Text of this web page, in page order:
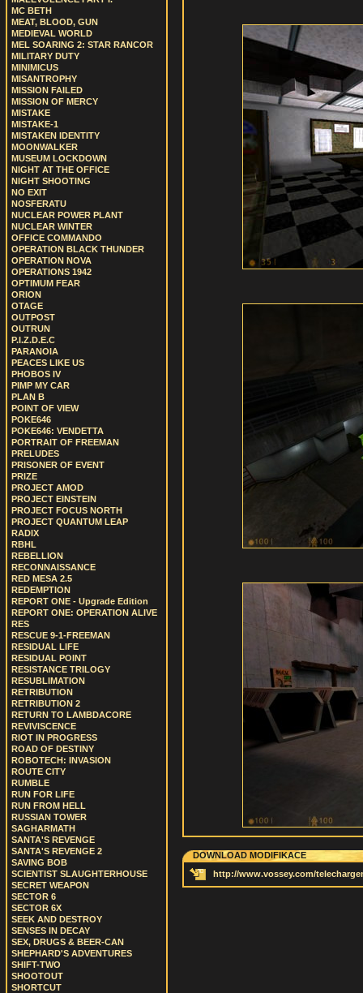
MC BETH
MEAT, BLOOD, GUN
MEDIEVAL WORLD
MEL SOARING 2: STAR RANCOR
MILITARY DUTY
MINIMICUS
MISANTROPHY
MISSION FAILED
MISSION OF MERCY
MISTAKE
MISTAKE-1
MISTAKEN IDENTITY
MOONWALKER
MUSEUM LOCKDOWN
NIGHT AT THE OFFICE
NIGHT SHOOTING
NO EXIT
NOSFERATU
NUCLEAR POWER PLANT
NUCLEAR WINTER
OFFICE COMMANDO
OPERATION BLACK THUNDER
OPERATION NOVA
OPERATIONS 1942
OPTIMUM FEAR
ORION
OTAGE
OUTPOST
OUTRUN
P.I.Z.D.E.C
PARANOIA
PEACES LIKE US
PHOBOS IV
PIMP MY CAR
PLAN B
POINT OF VIEW
POKE646
POKE646: VENDETTA
PORTRAIT OF FREEMAN
PRELUDES
PRISONER OF EVENT
PRIZE
PROJECT AMOD
PROJECT EINSTEIN
PROJECT FOCUS NORTH
PROJECT QUANTUM LEAP
RADIX
RBHL
REBELLION
RECONNAISSANCE
RED MESA 2.5
REDEMPTION
REPORT ONE - Upgrade Edition
REPORT ONE: OPERATION ALIVE
RES
RESCUE 9-1-FREEMAN
RESIDUAL LIFE
RESIDUAL POINT
RESISTANCE TRILOGY
RESUBLIMATION
RETRIBUTION
RETRIBUTION 2
RETURN TO LAMBDACORE
REVIVISCENCE
RIOT IN PROGRESS
ROAD OF DESTINY
ROBOTECH: INVASION
ROUTE CITY
RUMBLE
RUN FOR LIFE
RUN FROM HELL
RUSSIAN TOWER
SAGHARMATH
SANTA'S REVENGE
SANTA'S REVENGE 2
SAVING BOB
SCIENTIST SLAUGHTERHOUSE
SECRET WEAPON
SECTOR 6
SECTOR 6X
SEEK AND DESTROY
SENSES IN DECAY
SEX, DRUGS & BEER-CAN
SHEPHARD'S ADVENTURES
SHIFT-TWO
SHOOTOUT
SHORTCUT
DOWNLOAD MODIFIKACE
http://www.vossey.com/